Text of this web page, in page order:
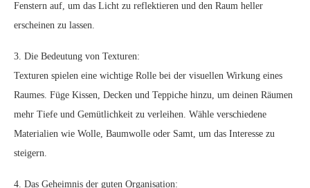
Fenstern auf, um das Licht zu reflektieren und den Raum heller
erscheinen zu lassen.
3. Die Bedeutung von Texturen:
Texturen spielen eine wichtige Rolle bei der visuellen Wirkung eines
Raumes. Füge Kissen, Decken und Teppiche hinzu, um deinen Räumen
mehr Tiefe und Gemütlichkeit zu verleihen. Wähle verschiedene
Materialien wie Wolle, Baumwolle oder Samt, um das Interesse zu
steigern.
4. Das Geheimnis der guten Organisation: